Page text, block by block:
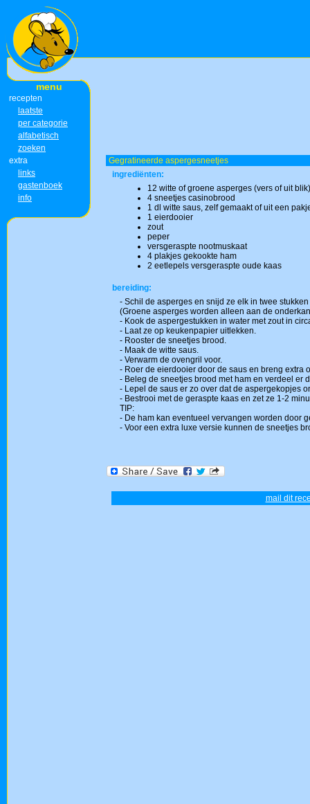
menu
recepten
laatste
per categorie
alfabetisch
zoeken
extra
links
gastenboek
info
Gegratineerde aspergesneetjes
ingrediënten:
12 witte of groene asperges (vers of uit blik)
4 sneetjes casinobrood
1 dl witte saus, zelf gemaakt of uit een
1 eierdooier
zout
peper
versgeraspte nootmuskaat
4 plakjes gekookte ham
2 eetlepels versgeraspte oude kaas
bereiding:
- Schil de asperges en snijd ze elk in twee
(Groene asperges worden alleen aan de
- Kook de aspergestukken in water met zout in
- Laat ze op keukenpapier uitlekken.
- Rooster de sneetjes brood.
- Maak de witte saus.
- Verwarm de ovengril voor.
- Roer de eierdooier door de saus en breng extra
- Beleg de sneetjes brood met ham en verdeel er
- Lepel de saus er zo over dat de aspergekopjes
- Bestrooi met de geraspte kaas en zet ze 1-2
TIP:
- De ham kan eventueel vervangen worden door
- Voor een extra luxe versie kunnen de sneetjes
mail dit